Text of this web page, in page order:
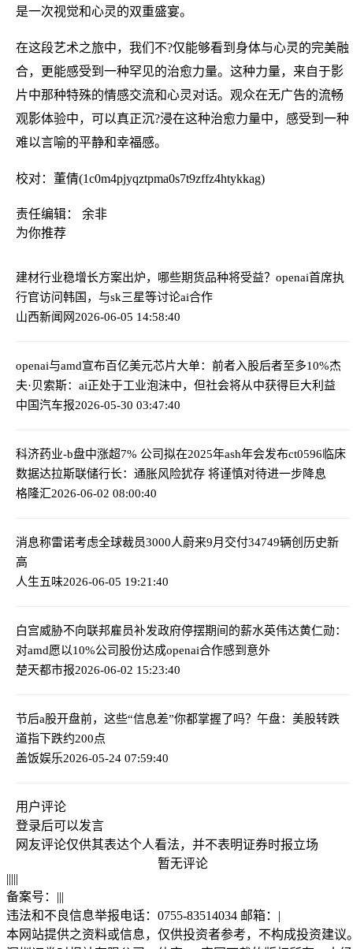
是一次视觉和心灵的双重盛宴。
在这段艺术之旅中，我们不?仅能够看到身体与心灵的完美融
合，更能感受到一种罕见的治愈力量。这种力量，来自于影
片中那种特殊的情感交流和心灵对话。观众在无广告的流畅
观影体验中，可以真正沉?浸在这种治愈力量中，感受到一种
难以言喻的平静和幸福感。
校对：董倩(1c0m4pjyqztpma0s7t9zffz4htykkag)
责任编辑： 余非
为你推荐
建材行业稳增长方案出炉，哪些期货品种将受益？ openai首席执
行官访问韩国，与sk三星等讨论ai合作
山西新闻网2026-06-05 14:58:40
openai与amd宣布百亿美元芯片大单：前者入股后者至多10%杰
夫·贝索斯：ai正处于工业泡沫中，但社会将从中获得巨大利益
中国汽车报2026-05-30 03:47:40
科济药业-b盘中涨超7% 公司拟在2025年ash年会发布ct0596临床
数据达拉斯联储行长：通胀风险犹存 将谨慎对待进一步降息
格隆汇2026-06-02 08:00:40
消息称雷诺考虑全球裁员3000人蔚来9月交付34749辆创历史新
高
人生五味2026-06-05 19:21:40
白宫威胁不向联邦雇员补发政府停摆期间的薪水英伟达黄仁勋：
对amd愿以10%公司股份达成openai合作感到意外
楚天都市报2026-06-02 15:23:40
节后a股开盘前，这些“信息差”你都掌握了吗？ 午盘：美股转跌
道指下跌约200点
盖饭娱乐2026-05-24 07:59:40
用户评论
登录后可以发言
网友评论仅供其表达个人看法，并不表明证券时报立场
暂无评论
|||||
备案号： |||
违法和不良信息举报电话：0755-83514034 邮箱： |
本网站提供之资料或信息，仅供投资者参考，不构成投资建议